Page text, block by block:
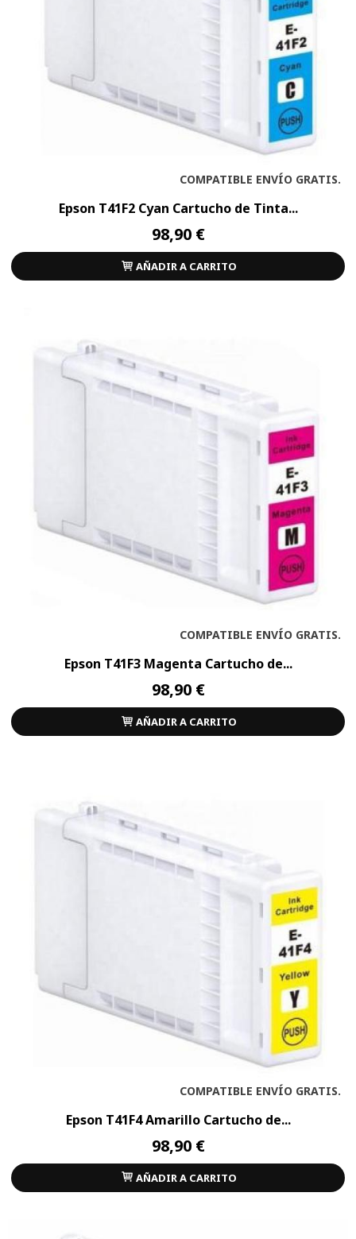
COMPATIBLE ENVÍO GRATIS.
Epson T41F2 Cyan Cartucho de Tinta...
98,90 €
AÑADIR A CARRITO
COMPATIBLE ENVÍO GRATIS.
Epson T41F3 Magenta Cartucho de...
98,90 €
AÑADIR A CARRITO
COMPATIBLE ENVÍO GRATIS.
Epson T41F4 Amarillo Cartucho de...
98,90 €
AÑADIR A CARRITO